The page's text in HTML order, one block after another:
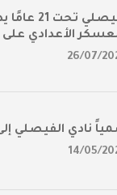
الفيصلي
الأعدادي على
26/07/
نادي الفيصلي
14/05/